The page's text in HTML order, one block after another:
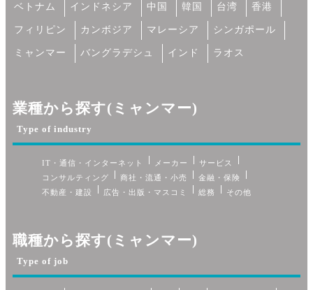
ベトナム インドネシア 中国 韓国 台湾 香港
フィリピン カンボジア マレーシア シンガポール
ミャンマー バングラデシュ インド ラオス
業種から探す(ミャンマー)
Type of industry
IT・通信・インターネット メーカー
サービス
コンサルティング
商社・流通・小売
金融・保険
不動産・建設
広告・出版・マスコミ 総務 その他
職種から探す(ミャンマー)
Type of job